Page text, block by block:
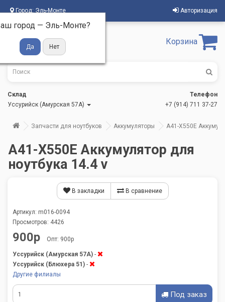
Город: Эль-Монте
город — Эль-Монте?
Авторизация
Корзина
Склад
Уссурийск (Амурская 57А)
Телефон
+7 (914) 711 37-27
Запчасти для ноутбуков Аккумуляторы A41-X550E
A41-X550E Аккумулятор для
ноутбука 14.4 v
В закладки В сравнение
Артикул: m016-0094
Просмотров: 4426
900р Опт: 900р
Уссурийск (Амурская 57А) -
Уссурийск (Блюхера 51) -
Другие филиалы
Под заказ